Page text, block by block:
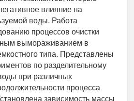
влияние на
воды. Работа
процессов очистки
вымораживанием в
типа. Представлены
по разделительному
при различных
процесса
зависимость массы